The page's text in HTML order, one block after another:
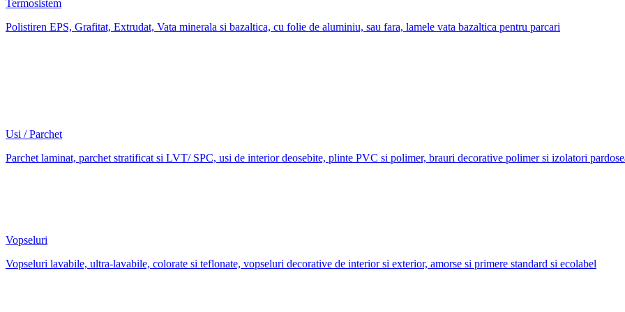
Termosistem
Polistiren EPS, Grafitat, Extrudat, Vata minerala si bazaltica, cu folie de aluminiu, sau fara, lamele vata bazaltica pentru parcari
Usi / Parchet
Parchet laminat, parchet stratificat si LVT/ SPC, usi de interior deosebite, plinte PVC si polimer, brauri decorative polimer si izolatori
Vopseluri
Vopseluri lavabile, ultra-lavabile, colorate si teflonate, vopseluri decorative de interior si exterior, amorse si primere standard si ecolabel